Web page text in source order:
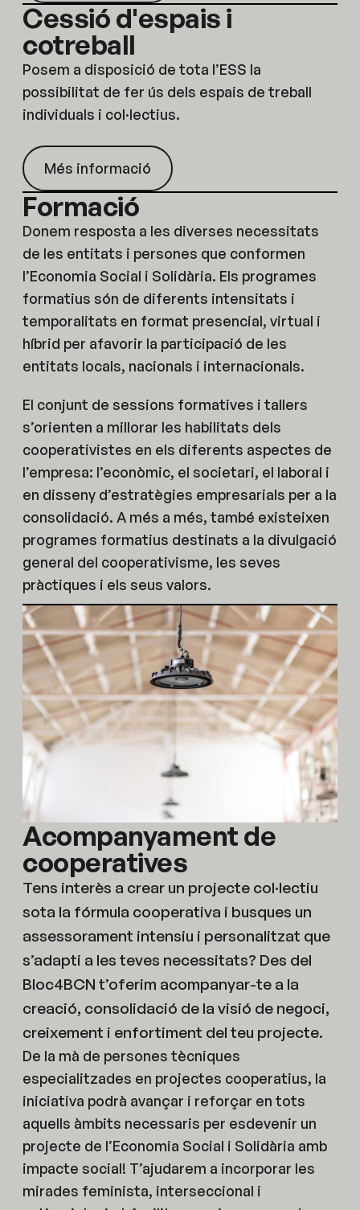
Cessió d'espais i
cotreball
Posem a disposició de tota l’ESS la
possibilitat de fer ús dels espais de treball
individuals i col·lectius.
Més informació
Formació
Donem resposta a les diverses necessitats
de les entitats i persones que conformen
l’Economia Social i Solidària. Els programes
formatius són de diferents intensitats i
temporalitats en format presencial, virtual i
híbrid per afavorir la participació de les
entitats locals, nacionals i internacionals.
El conjunt de sessions formatives i tallers
s’orienten a millorar les habilitats dels
cooperativistes en els diferents aspectes de
l’empresa: l’econòmic, el societari, el laboral i
en disseny d’estratègies empresarials per a la
consolidació. A més a més, també existeixen
programes formatius destinats a la divulgació
general del cooperativisme, les seves
pràctiques i els seus valors.
Acompanyament de
cooperatives
Tens interès a crear un projecte col·lectiu
sota la fórmula cooperativa i busques un
assessorament intensiu i personalitzat que
s’adapti a les teves necessitats? Des del
Bloc4BCN t’oferim acompanyar-te a la
creació, consolidació de la visió de negoci,
creixement i enfortiment del teu projecte.
De la mà de persones tècniques
especialitzades en projectes cooperatius, la
iniciativa podrà avançar i reforçar en tots
aquells àmbits necessaris per esdevenir un
projecte de l’Economia Social i Solidària amb
impacte social! T’ajudarem a incorporar les
mirades feminista, interseccional i